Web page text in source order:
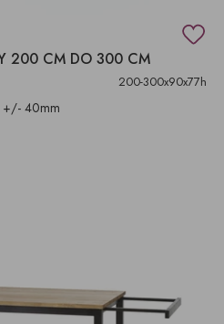
200 CM DO 300 CM
200-300x90x77h
+/- 40mm